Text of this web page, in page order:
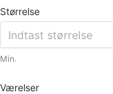
Størrelse
Min.
Værelser